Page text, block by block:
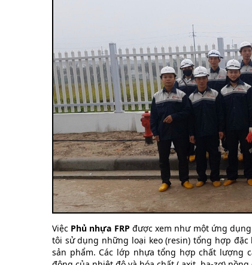
Việc Phủ nhựa FRP được xem như một ứng
tôi sử dụng những loại keo (resin) tổng hợp
sản phẩm. Các lớp nhựa tổng hợp chất lượng